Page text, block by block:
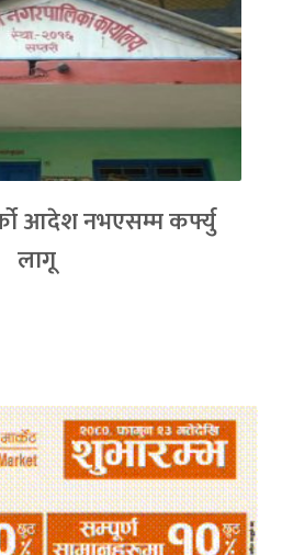
आदेश नभएसम्म कर्फ्यु
लागू